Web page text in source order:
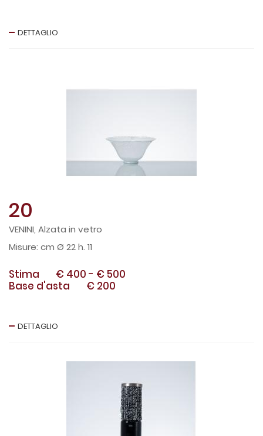
DETTAGLIO
20
VENINI, Alzata in vetro
cm Ø 22 h. 11
Stima € 400 - € 500
Base d'asta
€ 200
DETTAGLIO